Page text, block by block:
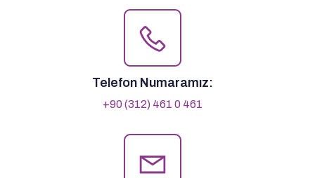
Telefon Numaramız:
+90 (312) 461 0 461